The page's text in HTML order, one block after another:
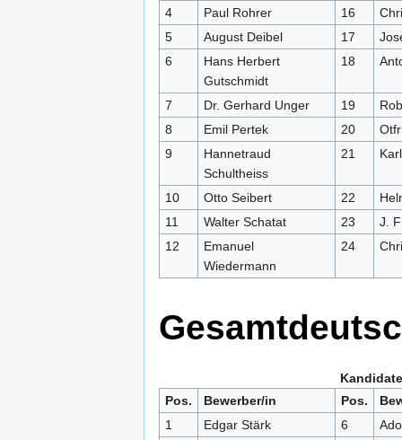
4
Paul Rohrer 16
5
August Deibel 17
6
Hans Herbert
Gutschmidt
18
7 Dr. Gerhard Unger 19
8
Emil Pertek 20
9
Hannetraud
Schultheiss
21
10 Otto Seibert 22
11
Walter Schatat 23
J.
12
Emanuel
Wiedermann
24
Pos.
Bewerber/in Pos.
1
Edgar Stärk 6